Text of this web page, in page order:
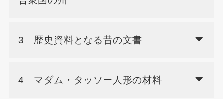
3 歴史資料となる昔の文書
4 マダム・タッソー人形の材料